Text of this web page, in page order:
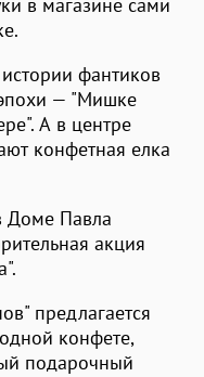
в магазине сами
фантиков
— "Мишке
А в центре
конфетная елка
Доме Павла
акция
предлагается
конфете,
подарочный